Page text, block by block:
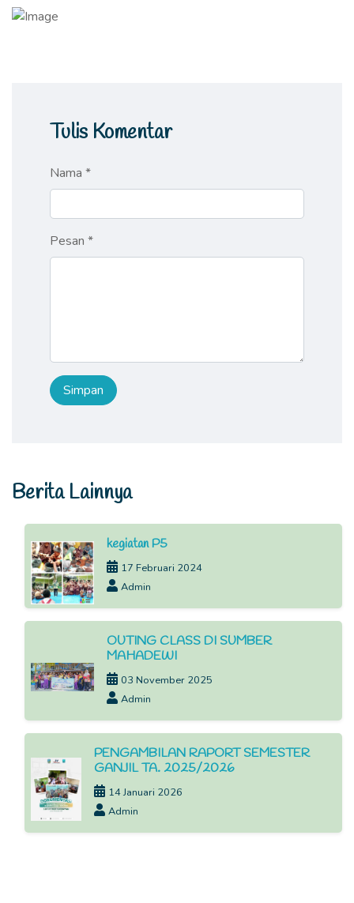
Tulis Komentar
Nama *
Pesan *
Berita Lainnya
kegiatan P5
17 Februari 2024
Admin
OUTING CLASS DI SUMBER
MAHADEWI
03 November 2025
Admin
PENGAMBILAN RAPORT SEMESTER
GANJIL TA. 2025/2026
14 Januari 2026
Admin